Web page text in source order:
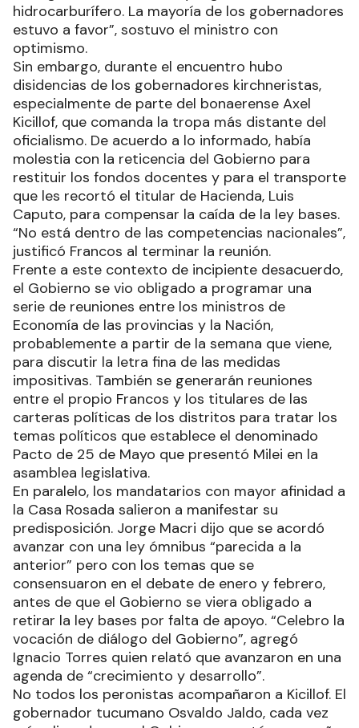
hidrocarburífero. La mayoría de los gobernadores
estuvo a favor”, sostuvo el ministro con
optimismo.
Sin embargo, durante el encuentro hubo
disidencias de los gobernadores kirchneristas,
especialmente de parte del bonaerense Axel
Kicillof, que comanda la tropa más distante del
oficialismo. De acuerdo a lo informado, había
molestia con la reticencia del Gobierno para
restituir los fondos docentes y para el transporte
que les recortó el titular de Hacienda, Luis
Caputo, para compensar la caída de la ley bases.
“No está dentro de las competencias nacionales”,
justificó Francos al terminar la reunión.
Frente a este contexto de incipiente desacuerdo,
el Gobierno se vio obligado a programar una
serie de reuniones entre los ministros de
Economía de las provincias y la Nación,
probablemente a partir de la semana que viene,
para discutir la letra fina de las medidas
impositivas. También se generarán reuniones
entre el propio Francos y los titulares de las
carteras políticas de los distritos para tratar los
temas políticos que establece el denominado
Pacto de 25 de Mayo que presentó Milei en la
asamblea legislativa.
En paralelo, los mandatarios con mayor afinidad a
la Casa Rosada salieron a manifestar su
predisposición. Jorge Macri dijo que se acordó
avanzar con una ley ómnibus “parecida a la
anterior” pero con los temas que se
consensuaron en el debate de enero y febrero,
antes de que el Gobierno se viera obligado a
retirar la ley bases por falta de apoyo. “Celebro la
vocación de diálogo del Gobierno”, agregó
Ignacio Torres quien relató que avanzaron en una
agenda de “crecimiento y desarrollo”.
No todos los peronistas acompañaron a Kicillof. El
gobernador tucumano Osvaldo Jaldo, cada vez